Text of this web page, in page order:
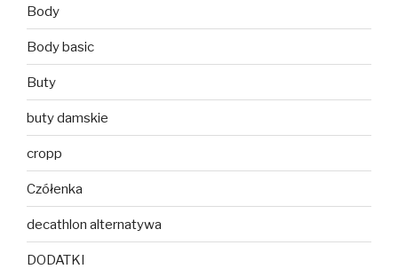
Body
Body basic
Buty
buty damskie
cropp
Czółenka
decathlon alternatywa
DODATKI